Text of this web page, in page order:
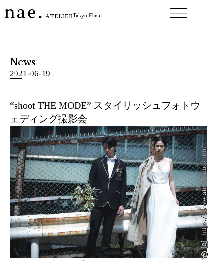
容
Tokyo Ebisu
News
2021-06-19
“shoot THE MODE” スタイリッシュフォトウ
ェディング撮影会